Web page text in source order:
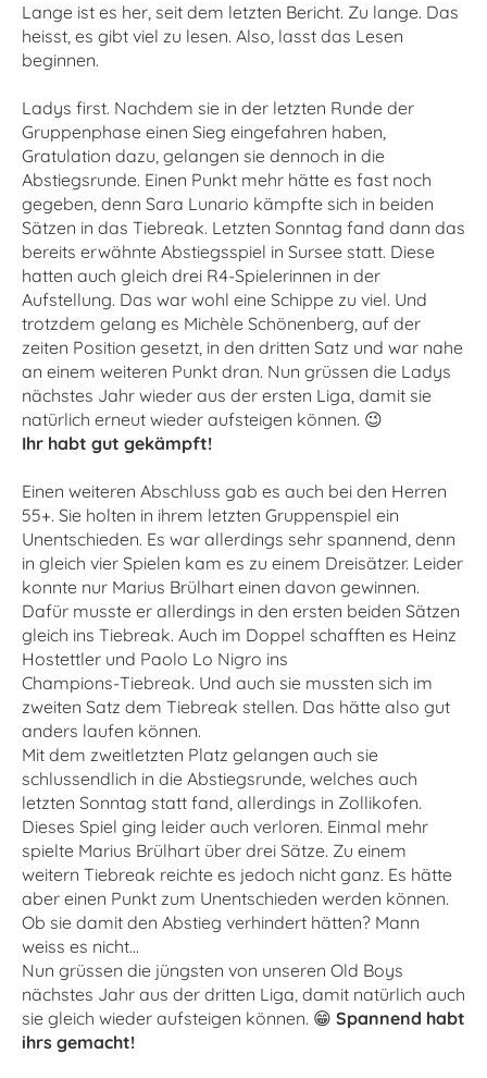
Lange ist es her, seit dem letzten Bericht. Zu lange. Das
heisst, es gibt viel zu lesen. Also, lasst das Lesen
beginnen.
Ladys first. Nachdem sie in der letzten Runde der
Gruppenphase einen Sieg eingefahren haben,
Gratulation dazu, gelangen sie dennoch in die
Abstiegsrunde. Einen Punkt mehr hätte es fast noch
gegeben, denn Sara Lunario kämpfte sich in beiden
Sätzen in das Tiebreak. Letzten Sonntag fand dann das
bereits erwähnte Abstiegsspiel in Sursee statt. Diese
hatten auch gleich drei R4-Spielerinnen in der
Aufstellung. Das war wohl eine Schippe zu viel. Und
trotzdem gelang es Michèle Schönenberg, auf der
zeiten Position gesetzt, in den dritten Satz und war nahe
an einem weiteren Punkt dran. Nun grüssen die Ladys
nächstes Jahr wieder aus der ersten Liga, damit sie
natürlich erneut wieder aufsteigen können. 😉
Ihr habt gut gekämpft!
Einen weiteren Abschluss gab es auch bei den Herren
55+. Sie holten in ihrem letzten Gruppenspiel ein
Unentschieden. Es war allerdings sehr spannend, denn
in gleich vier Spielen kam es zu einem Dreisätzer. Leider
konnte nur Marius Brülhart einen davon gewinnen.
Dafür musste er allerdings in den ersten beiden Sätzen
gleich ins Tiebreak. Auch im Doppel schafften es Heinz
Hostettler und Paolo Lo Nigro ins
Champions-Tiebreak. Und auch sie mussten sich im
zweiten Satz dem Tiebreak stellen. Das hätte also gut
anders laufen können.
Mit dem zweitletzten Platz gelangen auch sie
schlussendlich in die Abstiegsrunde, welches auch
letzten Sonntag statt fand, allerdings in Zollikofen.
Dieses Spiel ging leider auch verloren. Einmal mehr
spielte Marius Brülhart über drei Sätze. Zu einem
weitern Tiebreak reichte es jedoch nicht ganz. Es hätte
aber einen Punkt zum Unentschieden werden können.
Ob sie damit den Abstieg verhindert hätten? Mann
weiss es nicht...
Nun grüssen die jüngsten von unseren Old Boys
nächstes Jahr aus der dritten Liga, damit natürlich auch
sie gleich wieder aufsteigen können. 😁 Spannend habt
ihrs gemacht!